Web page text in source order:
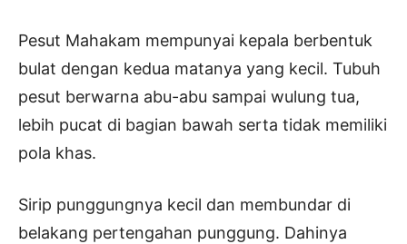
Pesut Mahakam mempunyai kepala berbentuk
bulat dengan kedua matanya yang kecil. Tubuh
pesut berwarna abu-abu sampai wulung tua,
lebih pucat di bagian bawah serta tidak memiliki
pola khas.
Sirip punggungnya kecil dan membundar di
belakang pertengahan punggung. Dahinya